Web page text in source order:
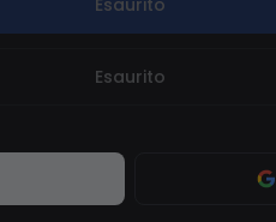
Esaurito
Esaurito